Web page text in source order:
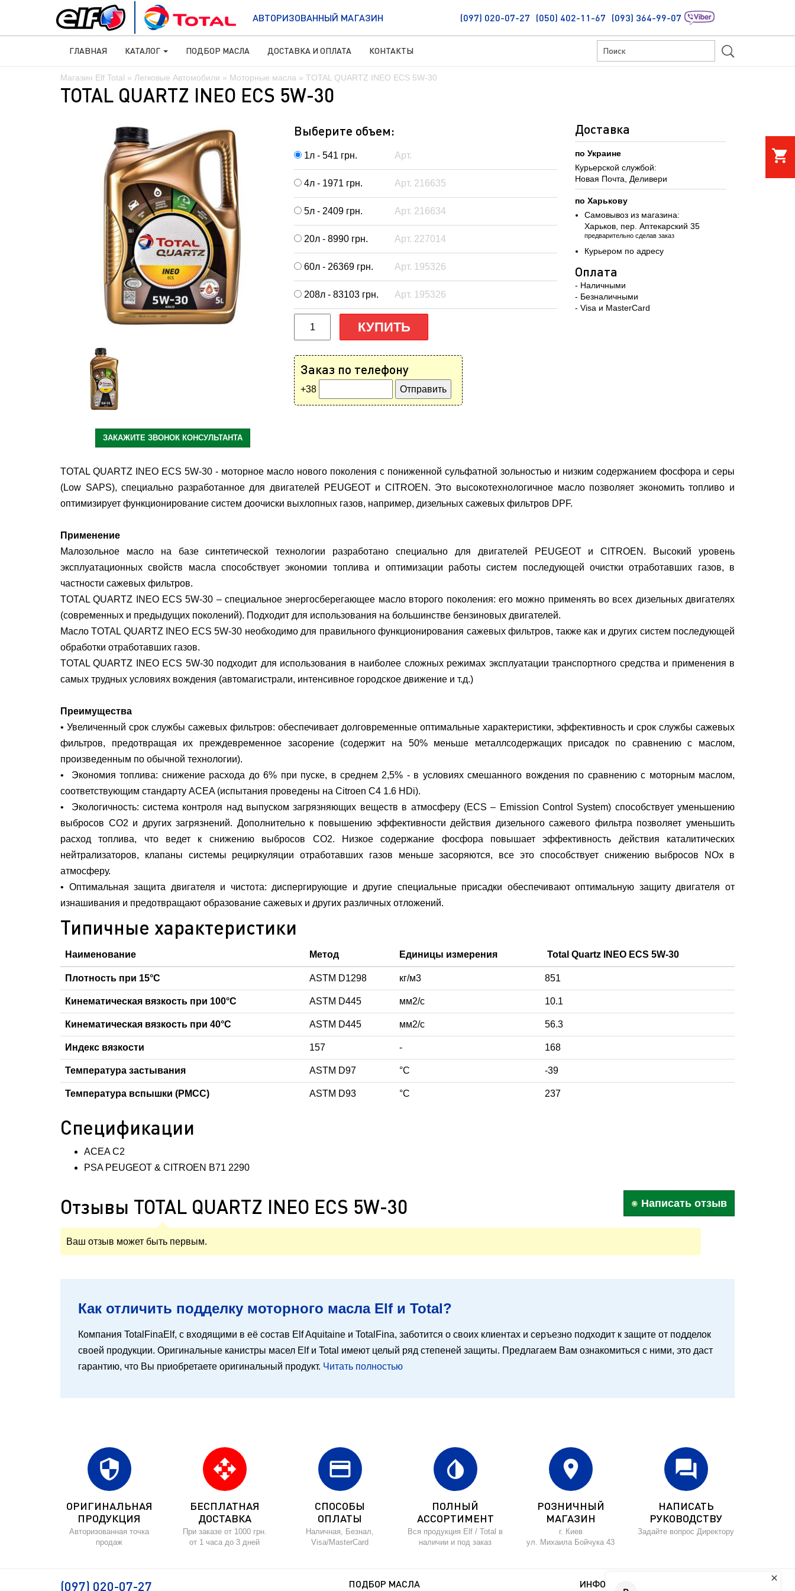
Магазин Elf Total » Легковые Автомобили » Моторные масла » TOTAL QUARTZ INEO ECS 5W-30
TOTAL QUARTZ INEO ECS 5W-30
ЗАКАЖИТЕ ЗВОНОК КОНСУЛЬТАНТА
Выберите объем:
1л - 541 грн. Арт.
4л - 1971 грн. Арт. 216635
5л - 2409 грн. Арт. 216634
20л - 8990 грн. Арт. 227014
60л - 26369 грн. Арт. 195326
208л - 83103 грн. Арт. 195326
КУПИТЬ
Заказ по телефону
+38
Доставка
по Украине
Курьерской службой:
Новая Почта, Деливери
по Харькову
Самовывоз из магазина:
Харьков, пер. Аптекарский 35
предварительно сделав заказ
Курьером по адресу
Оплата
- Наличными
- Безналичными
- Visa и MasterCard
TOTAL QUARTZ INEO ECS 5W-30 - моторное масло нового поколения с пониженной сульфатной зольностью и низким содержанием фосфора и серы
(Low SAPS), специально разработанное для двигателей PEUGEOT и CITROEN. Это высокотехнологичное масло позволяет экономить топливо и
оптимизирует функционирование систем доочиски выхлопных газов, например, дизельных сажевых фильтров DPF.
Применение
Малозольное масло на базе синтетической технологии разработано специально для двигателей PEUGEOT и CITROEN. Высокий уровень
эксплуатационных свойств масла способствует экономии топлива и оптимизации работы систем последующей очистки отработавших газов, в
частности сажевых фильтров.
TOTAL QUARTZ INEO ECS 5W-30 – специальное энергосберегающее масло второго поколения: его можно применять во всех дизельных двигателях
(современных и предыдущих поколений). Подходит для использования на большинстве бензиновых двигателей.
Масло TOTAL QUARTZ INEO ECS 5W-30 необходимо для правильного функционирования сажевых фильтров, также как и других систем последующей
обработки отработавших газов.
TOTAL QUARTZ INEO ECS 5W-30 подходит для использования в наиболее сложных режимах эксплуатации транспортного средства и применения в
самых трудных условиях вождения (автомагистрали, интенсивное городское движение и т.д.)
Преимущества
• Увеличенный срок службы сажевых фильтров: обеспечивает долговременные оптимальные характеристики, эффективность и срок службы сажевых
фильтров, предотвращая их преждевременное засорение (содержит на 50% меньше металлсодержащих присадок по сравнению с маслом,
произведенным по обычной технологии).
• Экономия топлива: снижение расхода до 6% при пуске, в среднем 2,5% - в условиях смешанного вождения по сравнению с моторным маслом,
соответствующим стандарту ACEA (испытания проведены на Citroen C4 1.6 HDi).
• Экологичность: система контроля над выпуском загрязняющих веществ в атмосферу (ECS – Emission Control System) способствует уменьшению
выбросов СО2 и других загрязнений. Дополнительно к повышению эффективности действия дизельного сажевого фильтра позволяет уменьшить
расход топлива, что ведет к снижению выбросов СО2. Низкое содержание фосфора повышает эффективность действия каталитических
нейтрализаторов, клапаны системы рециркуляции отработавших газов меньше засоряются, все это способствует снижению выбросов NOx в
атмосферу.
• Оптимальная защита двигателя и чистота: диспергирующие и другие специальные присадки обеспечивают оптимальную защиту двигателя от
изнашивания и предотвращают образование сажевых и других различных отложений.
Типичные характеристики
Наименование Метод Единицы измерения Total Quartz INEO ECS 5W-30
Плотность при 15°C ASTM D1298 кг/м3 851
Кинематическая вязкость при 100°С ASTM D445 мм2/с 10.1
Кинематическая вязкость при 40°С ASTM D445 мм2/с 56.3
Индекс вязкости 157 - 168
Температура застывания ASTM D97 °С -39
Температура вспышки (PMCC) ASTM D93 °С 237
Спецификации
ACEA C2
PSA PEUGEOT & CITROEN B71 2290
Отзывы TOTAL QUARTZ INEO ECS 5W-30 Написать отзыв
Ваш отзыв может быть первым.
Как отличить подделку моторного масла Elf и Total?
Компания TotalFinaElf, с входящими в её состав Elf Aquitaine и TotalFina, заботится о своих клиентах и серъезно подходит к защите от подделок
своей продукции. Оригинальные канистры масел Elf и Total имеют целый ряд степеней защиты. Предлагаем Вам ознакомиться с ними, это даст
гарантию, что Вы приобретаете оригинальный продукт. Читать полностью
security
ОРИГИНАЛЬНАЯ
ПРОДУКЦИЯ
Авторизованная точка
продаж
open_with
БЕСПЛАТНАЯ
ДОСТАВКА
При заказе от 1000 грн.
от 1 часа до 3 дней
credit_card
СПОСОБЫ
ОПЛАТЫ
Наличная, Безнал,
Visa/MasterCard
invert_colors
ПОЛНЫЙ
АССОРТИМЕНТ
Вся продукция Elf / Total в
наличии и под заказ
location_on
РОЗНИЧНЫЙ
МАГАЗИН
г. Киев
ул. Михаила Бойчука 43
forum
НАПИСАТЬ
РУКОВОДСТВУ
Задайте вопрос Директору
АВТОРИЗОВАННЫЙ МАГАЗИН (097) 020-07-27 (050) 402-11-67 (093) 364-99-07
ГЛАВНАЯ КАТАЛОГ ПОДБОР МАСЛА ДОСТАВКА И ОПЛАТА КОНТАКТЫ S
(097) 020-07-27 ПОДБОР МАСЛА ИНФОРМАЦИЯ
shopping_cart